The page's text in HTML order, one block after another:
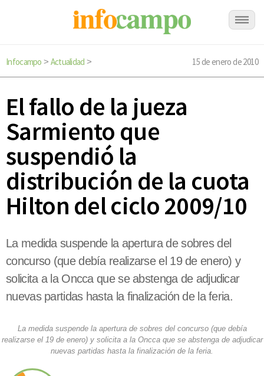
Infocampo > Actualidad > 15 de enero de 2010
El fallo de la jueza
Sarmiento que
suspendió la
distribución de la cuota
Hilton del ciclo 2009/10
La medida suspende la apertura de sobres del
concurso (que debía realizarse el 19 de enero) y
solicita a la Oncca que se abstenga de adjudicar
nuevas partidas hasta la finalización de la feria.
La medida suspende la apertura de sobres del concurso (que debía
realizarse el 19 de enero) y solicita a la Oncca que se abstenga de adjudicar
nuevas partidas hasta la finalización de la feria.